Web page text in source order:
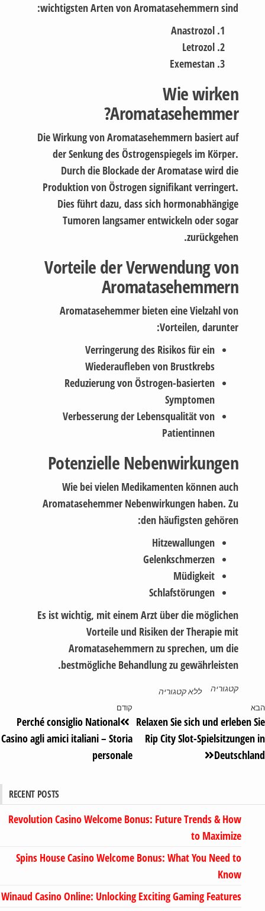
wichtigsten Arten von Aromatasehemmern sind:
Anastrozol
Letrozol
Exemestan
Wie wirken
Aromatasehemmer?
Die Wirkung von Aromatasehemmern basiert auf
der Senkung des Östrogenspiegels im Körper.
Durch die Blockade der Aromatase wird die
Produktion von Östrogen signifikant verringert.
Dies führt dazu, dass sich hormonabhängige
Tumoren langsamer entwickeln oder sogar
zurückgehen.
Vorteile der Verwendung von
Aromatasehemmern
Aromatasehemmer bieten eine Vielzahl von
Vorteilen, darunter:
Verringerung des Risikos für ein
Wiederaufleben von Brustkrebs
Reduzierung von Östrogen-basierten
Symptomen
Verbesserung der Lebensqualität von
Patientinnen
Potenzielle Nebenwirkungen
Wie bei vielen Medikamenten können auch
Aromatasehemmer Nebenwirkungen haben. Zu
den häufigsten gehören:
Hitzewallungen
Gelenkschmerzen
Müdigkeit
Schlafstörungen
Es ist wichtig, mit einem Arzt über die möglichen
Vorteile und Risiken der Therapie mit
Aromatasehemmern zu sprechen, um die
bestmögliche Behandlung zu gewährleisten.
קטגוריה ללא קטגוריה
קודם
Perché consiglio National
Casino agli amici italiani – Storia
personale
Relaxen Sie sich und erleben
Rip City Slot-
RECENT POSTS
Revolution Casino Welcome Bonus: Future Trends & How
to Maximize
Spins House Casino Welcome Bonus: What You Need to
Know
Winaud Casino Online: Unlocking Exciting Gaming Features